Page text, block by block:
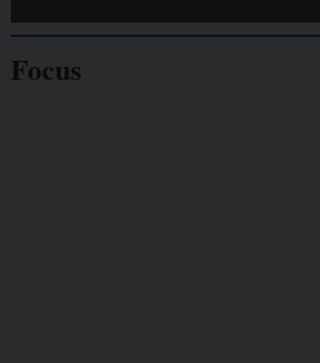
Focus